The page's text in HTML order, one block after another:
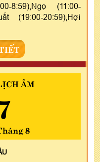
8:59),Ngọ (11:00-
(19:00-20:59),Hợi
ÂM
8